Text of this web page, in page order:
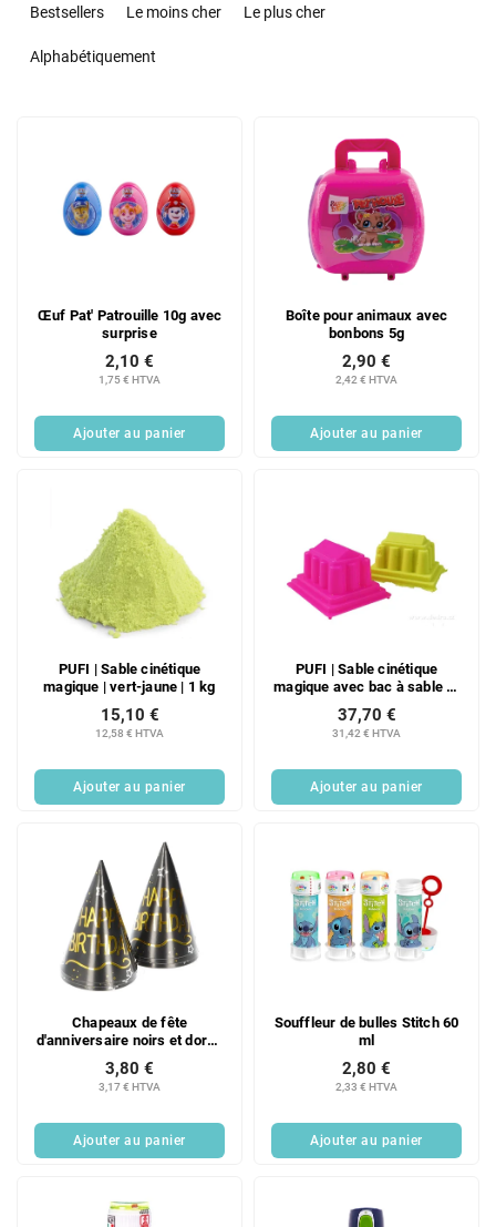
Bestsellers Le moins cher Le plus cher
Alphabétiquement
Œuf Pat' Patrouille 10g avec
surprise
1,75 € HTVA
2,10 €
Ajouter au panier
Boîte pour animaux avec
bonbons 5g
2,42 € HTVA
2,90 €
Ajouter au panier
PUFI | Sable cinétique
magique | vert-jaune | 1 kg
12,58 € HTVA
15,10 €
Ajouter au panier
PUFI | Sable cinétique
magique avec bac à sable et
moules | vert-jaune | 1,9 kg
31,42 € HTVA
37,70 €
Ajouter au panier
Chapeaux de fête
d'anniversaire noirs et dorés
3,17 € HTVA
3,80 €
Ajouter au panier
Souffleur de bulles Stitch 60
ml
2,33 € HTVA
2,80 €
Ajouter au panier